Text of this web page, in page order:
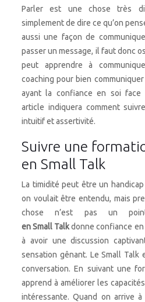
Parler est une chose très
simplement de dire ce qu’on
aussi une façon de
passer un message, il faut donc
peut apprendre à
coaching pour bien
ayant la confiance en soi face
article indiquera comment
intuitif et assertivité.
Suivre une
en Small Talk
La timidité peut être un
on voulait être entendu, mais
chose n’est pas un
en Small Talkdonne confiance
à avoir une discussion
sensation gênant. Le Small
conversation. En suivant une
apprend à améliorer les
intéressante. Quand on arrive